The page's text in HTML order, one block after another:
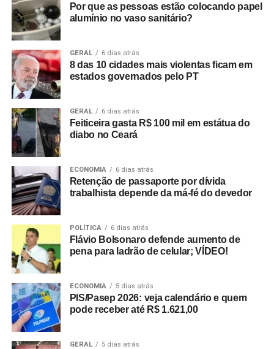
Por que as pessoas estão colocando papel
alumínio no vaso sanitário?
GERAL 6 dias atrás
8 das 10 cidades mais violentas ficam em
estados governados pelo PT
GERAL 6 dias atrás
Feiticeira gasta R$ 100 mil em estátua do
diabo no Ceará
ECONOMIA 6 dias atrás
Retenção de passaporte por dívida
trabalhista depende da má-fé do devedor
POLÍTICA 6 dias atrás
Flávio Bolsonaro defende aumento de
pena para ladrão de celular; VÍDEO!
ECONOMIA 5 dias atrás
PIS/Pasep 2026: veja calendário e quem
pode receber até R$ 1.621,00
GERAL 5 dias atrás